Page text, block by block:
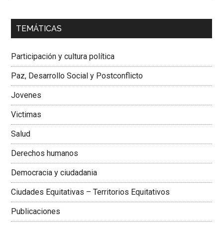
00:00 01:04
Dra. Carolina Corcho Mejía,Presidenta Corporación
Colombiana
TEMÁTICAS
Participación y cultura política
Paz, Desarrollo Social y Postconflicto
Jovenes
Victimas
Salud
Derechos humanos
Democracia y ciudadania
Ciudades Equitativas – Territorios Equitativos
Publicaciones